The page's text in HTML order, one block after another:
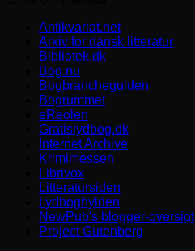
Antikvariat.net
Arkiv for dansk litteratur
Bibliotek.dk
Bog.nu
Bogbrancheguiden
Bogrummet
eReolen
Gratislydbog.dk
Internet Archive
Krimimessen
Librivox
Litteratursiden
Lydboghylden
NewPub's blogger-oversigt
Project Gutenberg